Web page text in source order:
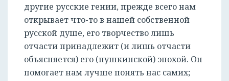
другие русские гении, прежде всего нам
открывает что-то в нашей собственной
русской душе, его творчество лишь
отчасти принадлежит (и лишь отчасти
объясняется) его (пушкинской) эпохой. Он
помогает нам лучше понять нас самих;